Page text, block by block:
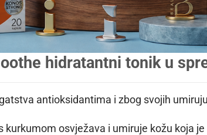
hidratantni tonik u
antioksidantima i zbog svojih
kurkumom osvježava i umiruje kožu koja